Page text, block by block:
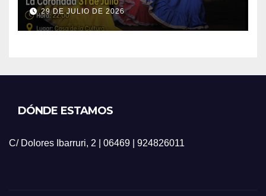
29 DE JULIO DE 2026
DÓNDE ESTAMOS
C/ Dolores Ibarruri, 2 | 06469 | 924826011